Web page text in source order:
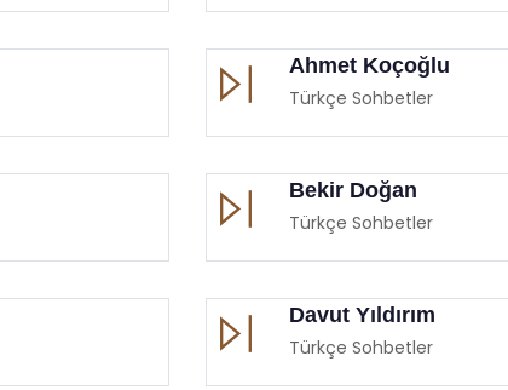
Ahmet Koçoğlu
Türkçe Sohbetler
Bekir Doğan
Türkçe Sohbetler
Davut Yıldırım
Türkçe Sohbetler